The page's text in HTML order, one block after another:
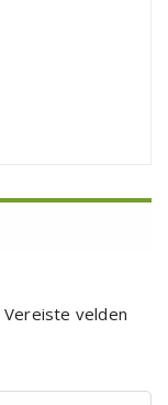
Vereiste velden